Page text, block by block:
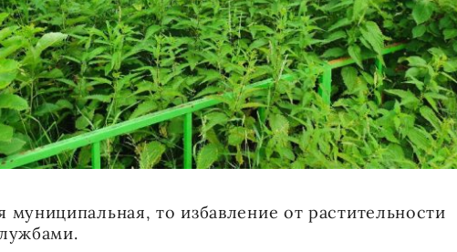
муниципальная, то избавление от растительности